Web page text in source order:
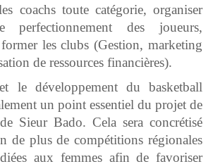
coachs toute catégorie, organiser
perfectionnement des joueurs,
les clubs (Gestion, marketing
de ressources financières).
le développement du basketball
un point essentiel du projet de
Sieur Bado. Cela sera concrétisé
de plus de compétitions régionales
aux femmes afin de favoriser